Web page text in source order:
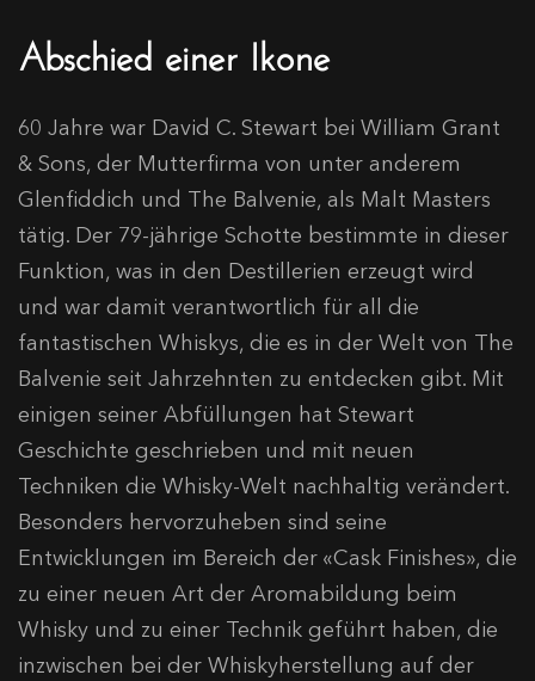
Abschied einer Ikone
60 Jahre war David C. Stewart bei William Grant
& Sons, der Mutterfirma von unter anderem
Glenfiddich und The Balvenie, als Malt Masters
tätig. Der 79-jährige Schotte bestimmte in dieser
Funktion, was in den Destillerien erzeugt wird
und war damit verantwortlich für all die
fantastischen Whiskys, die es in der Welt von The
Balvenie seit Jahrzehnten zu entdecken gibt. Mit
einigen seiner Abfüllungen hat Stewart
Geschichte geschrieben und mit neuen
Techniken die Whisky-Welt nachhaltig verändert.
Besonders hervorzuheben sind seine
Entwicklungen im Bereich der «Cask Finishes», die
zu einer neuen Art der Aromabildung beim
Whisky und zu einer Technik geführt haben, die
inzwischen bei der Whiskyherstellung auf der